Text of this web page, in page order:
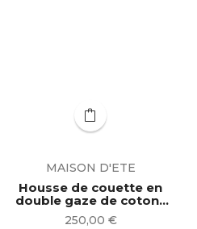
MAISON D'ETE
Housse de couette en
double gaze de coton ◦
cuivre poli |...
Prix
250,00 €